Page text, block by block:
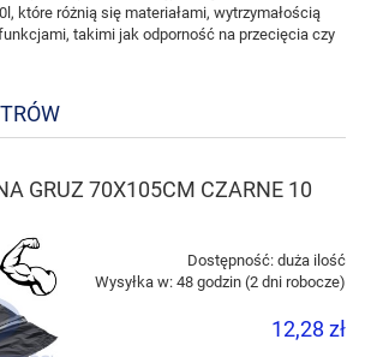
które różnią się materiałami, wytrzymałością
takimi jak odporność na przecięcia czy
GRUZ 70X105CM CZARNE 10
Dostępność: duża ilość
Wysyłka w: 48 godzin (2 dni robocze)
12,28 zł